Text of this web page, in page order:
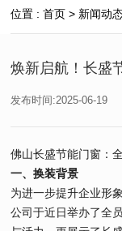
位置 : 首页 > 新闻动
发布时间:2025-06-19
佛山长盛节能门窗：
一、换装背景
为进一步提升企业形
公司于近日举办了全